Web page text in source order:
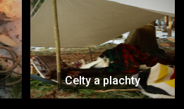
Celty a plachty